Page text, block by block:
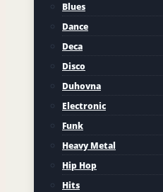
Blues
Dance
Deca
Disco
Duhovna
Electronic
Funk
Heavy Metal
Hip Hop
Hits